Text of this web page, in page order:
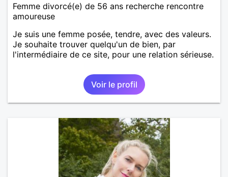
Femme divorcé(e) de 56 ans recherche rencontre
amoureuse
Je suis une femme posée, tendre, avec des valeurs.
Je souhaite trouver quelqu'un de bien, par
l'intermédiaire de ce site, pour une relation sérieuse.
Voir le profil